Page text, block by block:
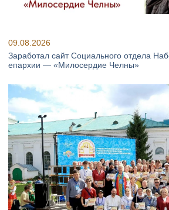
09.08.2026
Заработал сайт Социального отдела
епархии — «Милосердие Челны»